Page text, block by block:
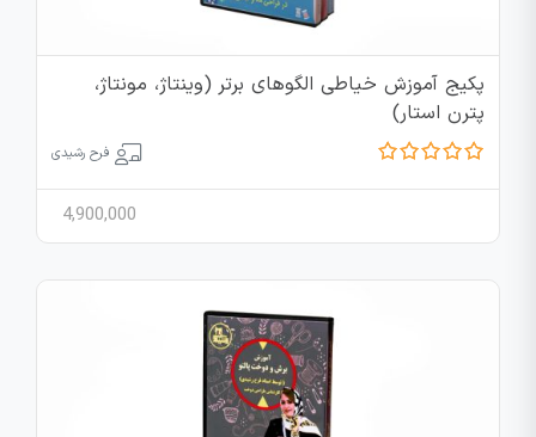
پکیج آموزش خیاطی الگوهای برتر (وینتاژ، مونتاژ،
پترن استار)
فرح رشیدی
4,900,000